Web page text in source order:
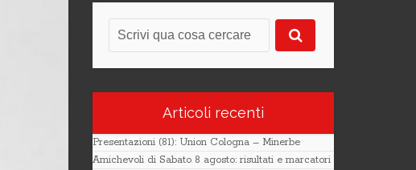
Articoli recenti
Presentazioni (81): Union Cologna – Minerbe
Amichevoli di Sabato 8 agosto: risultati e marcatori